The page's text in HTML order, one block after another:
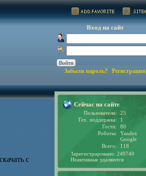
с
Вход на сайт
Забыли пароль? Регистрация
Сейчас на сайте
Пользователи:
25
Тех. поддержка:
1
Гости:
80
Роботы:
Yandex
Google
Всего:
118
Зарегистрировано: 249740
Неактивные удаляются